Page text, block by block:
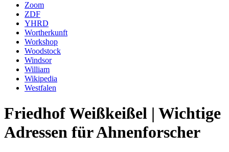
Zoom
ZDF
YHRD
Wortherkunft
Workshop
Woodstock
Windsor
William
Wikipedia
Westfalen
Friedhof Weißkeißel | Wichtige
Adressen für Ahnenforscher